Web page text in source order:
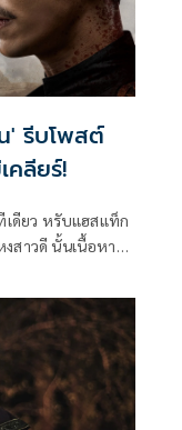
' รีบโพสต์
คลียร์!
เดียว หรับแฮสแท็ก
สาวดี นั้นเนื้อหา
รดัดแปลงหรือลอก
ถลงการณ์ด่วน